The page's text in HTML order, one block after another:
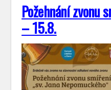
Požehnání
– 15.8.